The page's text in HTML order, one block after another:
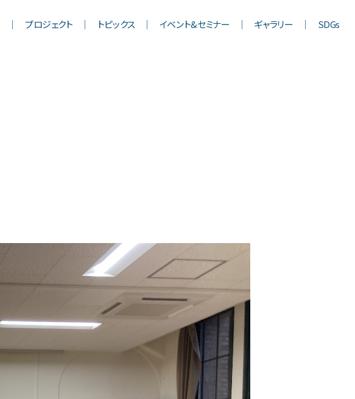
プロジェクト トピックス イベント&セミナー ギャラリー SDGs